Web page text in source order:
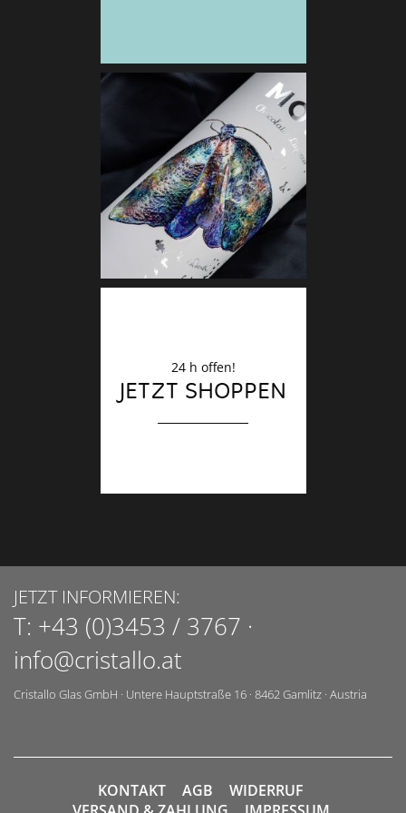
24 h offen!
JETZT SHOPPEN
JETZT INFORMIEREN:
T: +43 (0)3453 / 3767 ·
info@cristallo.at
Cristallo Glas GmbH · Untere Hauptstraße 16 · 8462Gamlitz · Austria
KONTAKT AGB
WIDERRUF